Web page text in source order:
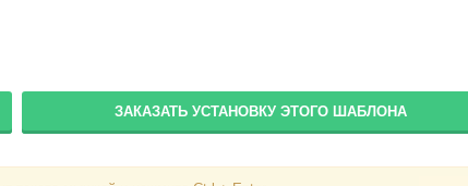
ЗАКАЗАТЬ УСТАНОВКУ ЭТОГО ШАБЛОНА